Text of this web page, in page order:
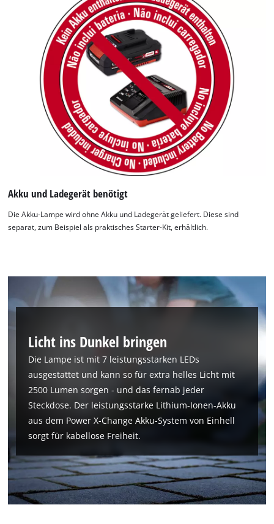
Wir benötigen deine Zustimmung, um
to trackers that are not disclosed to the
visitor. The website owner needs to setup
Powered byUsercentrics Consent
Management Platform
Akku und Ladegerät benötigt
Die Akku-Lampe wird ohne Akku und Ladegerät geliefert. Diese sind
separat, zum Beispiel als praktisches Starter-Kit, erhältlich.
Licht ins Dunkel bringen
Die Lampe ist mit 7 leistungsstarken LEDs
ausgestattet und kann so für extra helles Licht mit
2500 Lumen sorgen - und das fernab jeder
Steckdose. Der leistungsstarke Lithium-Ionen-Akku
aus dem Power X-Change Akku-System von Einhell
sorgt für kabellose Freiheit.